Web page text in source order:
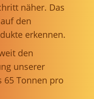
näher. Das
den
erkennen.
den
unserer
65 Tonnen pro